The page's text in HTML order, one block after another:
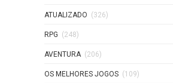
ATUALIZADO (326)
RPG (248)
AVENTURA (206)
OS MELHORES JOGOS (109)